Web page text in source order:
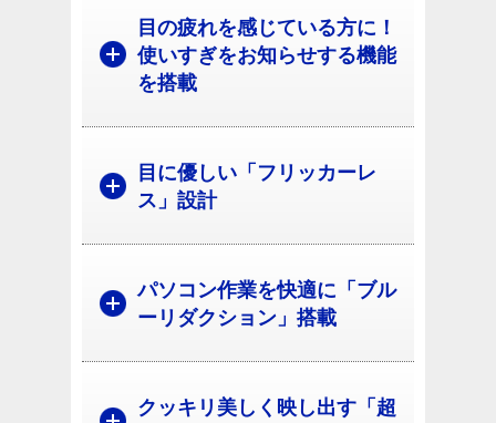
目の疲れを感じている方に！
使いすぎをお知らせする機能
を搭載
目に優しい「フリッカーレ
ス」設計
パソコン作業を快適に「ブル
ーリダクション」搭載
クッキリ美しく映し出す「超